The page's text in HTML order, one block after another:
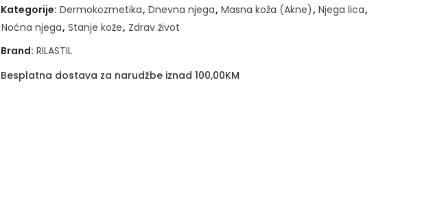
Kategorije: Dermokozmetika, Dnevna njega, Masna koža (Akne), Njega lica,
Noćna njega, Stanje kože, Zdrav život
Brand: RILASTIL
Besplatna dostava za narudžbe iznad 100,00KM